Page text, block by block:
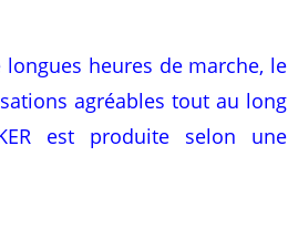
heures de marche, le
agréables tout au long
est produite selon une